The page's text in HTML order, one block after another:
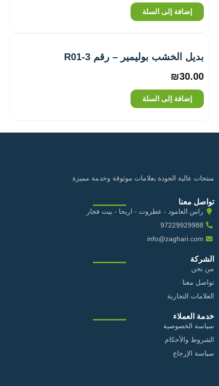
إضافة إلى السلة
بديل الخشب بوليمير – رقم R01-3
₪30.00
إضافة إلى السلة
منتجات عالية الجودة بعلامات موثوقة وخدمة مميزة
تواصل معنا
راس العامود - عطروت - اريحا - بيت فجار
97229929988
info@zaghari.com
الشركة
من نحن
تواصل معنا
العلامات التجارية
خدمة العملاء
سياسة الخصوصية
الشروط والأحكام
سياسة الإرجاع